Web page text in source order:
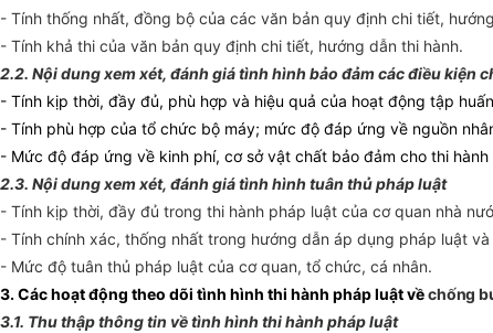
- Tính thống nhất, đồng bộ của các văn bản quy định chi tiết,
- Tính khả thi của văn bản quy định chi tiết, hướng dẫn thi hành.
2.2. Nội dung xem xét, đánh giá tình hình bảo đảm các điều kiện
- Tính kịp thời, đầy đủ, phù hợp và hiệu quả của hoạt động tập
- Tính phù hợp của tổ chức bộ máy; mức độ đáp ứng về nguồn
- Mức độ đáp ứng về kinh phí, cơ sở vật chất bảo đảm cho thi hành
2.3. Nội dung xem xét, đánh giá tình hình tuân thủ pháp luật
- Tính kịp thời, đầy đủ trong thi hành pháp luật của cơ quan nhà
- Tính chính xác, thống nhất trong hướng dẫn áp dụng pháp luật
- Mức độ tuân thủ pháp luật của cơ quan, tổ chức, cá nhân.
3. Các hoạt động theo dõi tình hình thi hành pháp luật vềchống
3.1. Thu thập thông tin về tình hình thi hành pháp luật